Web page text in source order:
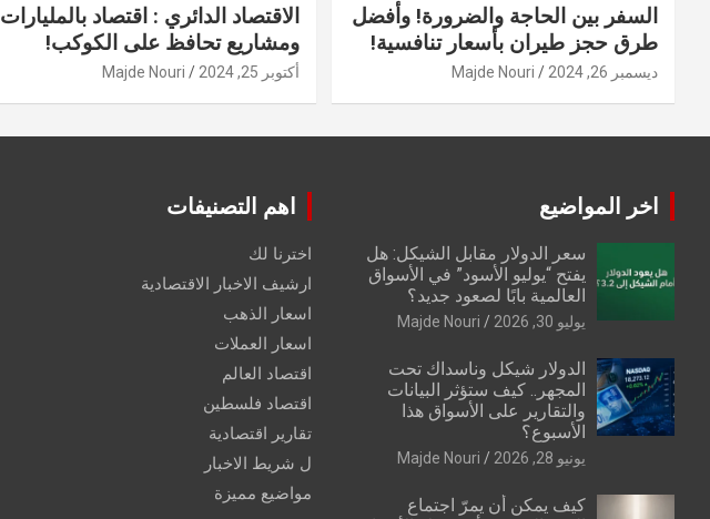
السفر بين الحاجة والضرورة! وأفضل
طرق حجز طيران بأسعار تنافسية!
ديسمبر 26, 2024 Majde Nouri
الاقتصاد الدائري : اقتصاد بالمليارات
ومشاريع تحافظ على الكوكب!
أكتوبر 25, 2024 Majde Nouri
اخر المواضيع
سعر الدولار مقابل الشيكل: هل
يفتح “يوليو الأسود” في الأسواق
العالمية بابًا لصعود جديد؟
يوليو 30, 2026 Majde Nouri
الدولار شيكل وناسداك تحت
المجهر.. كيف ستؤثر البيانات
والتقارير على الأسواق هذا
الأسبوع؟
يونيو 28, 2026 Majde Nouri
كيف يمكن أن يمرّ اجتماع
اهم التصنيفات
اخترنا لك
ارشيف الاخبار الاقتصادية
اسعار الذهب
اسعار العملات
اقتصاد العالم
اقتصاد فلسطين
تقارير اقتصادية
ل شريط الاخبار
مواضيع مميزة